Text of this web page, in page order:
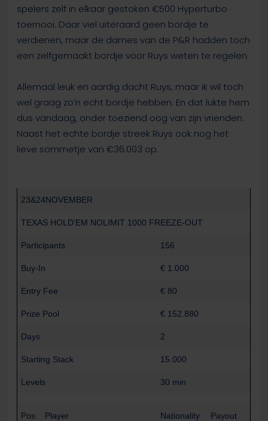
spelers zelf in elkaar gestoken €500 Hyperturbo
toernooi. Daar viel uiteraard geen bordje te
verdienen, maar de dames van de P&R hadden toch
een zelfgemaakt bordje voor Ruys weten te regelen.
Allemaal leuk en aardig dacht Ruys, maar ik wil toch
wel graag zo’n echt bordje hebben. En dat lukte hem
dus vandaag, onder toeziend oog van zijn vrienden.
Naast het echte bordje streek Ruys ook nog het
lieve sommetje van €36.003 op.
23&24NOVEMBER
TEXAS HOLD’EM NOLIMIT 1000 FREEZE-OUT
Participants 156
Buy-In € 1.000
Entry Fee € 80
Prize Pool € 152.880
Days 2
Starting Stack 15.000
Levels 30 min
Pos. Player Nationality Payout